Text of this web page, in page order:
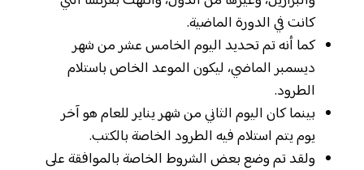
كانت في الدورة الماضية.
كما أنه تم تحديد اليوم الخامس عشر من شهر
ديسمبر الماضي، ليكون الموعد الخاص باستلام
الطرود.
بينما كان اليوم الثاني من شهر يناير للعام هو آخر
يوم يتم استلام فيه الطرود الخاصة بالكتب.
ولقد تم وضع بعض الشروط الخاصة بالموافقة على